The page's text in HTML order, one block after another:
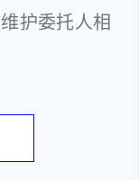
护委托人相